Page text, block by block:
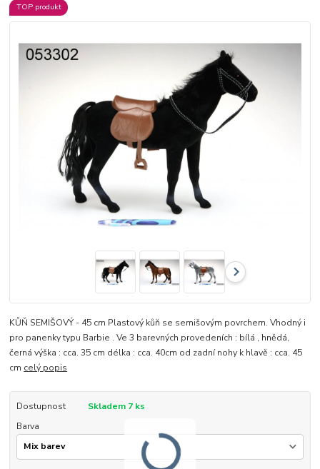
TOP produkt
KŮŇ SEMIŠOVÝ - 45 cm Plastový kůň se semišovým povrchem. Vhodný i
pro panenky typu Barbie . Ve 3 barevných provedeních : bílá , hnědá,
černá výška : cca. 35 cm délka : cca. 40cm od zadní nohy k hlavě : cca. 45
cm celý popis
Dostupnost
Skladem 7 ks
Barva